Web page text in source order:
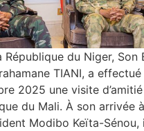
République du Niger, Son
TIANI, a
2025 une visite
du Mali. À son arrivée
Modibo Keïta-Sénou,